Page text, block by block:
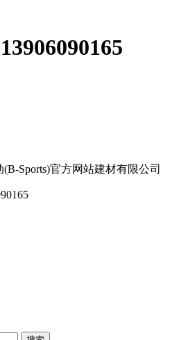
13906090165
Sports)官方网站建材有限公司